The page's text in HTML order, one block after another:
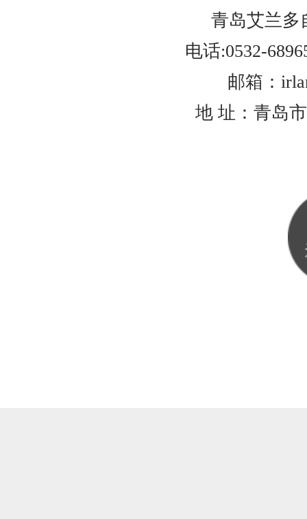
青岛艾兰多
电话:0532-
邮箱：
地 址：青岛